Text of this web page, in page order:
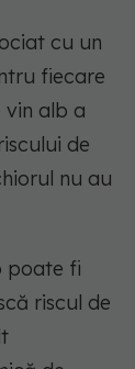
cu un
fiecare
vin alb a
de
nu au
poate fi
riscul de